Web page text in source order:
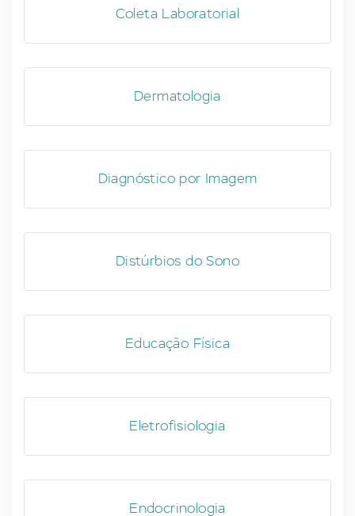
Coleta Laboratorial
Dermatologia
Diagnóstico por Imagem
Distúrbios do Sono
Educação Física
Eletrofisiologia
Endocrinologia